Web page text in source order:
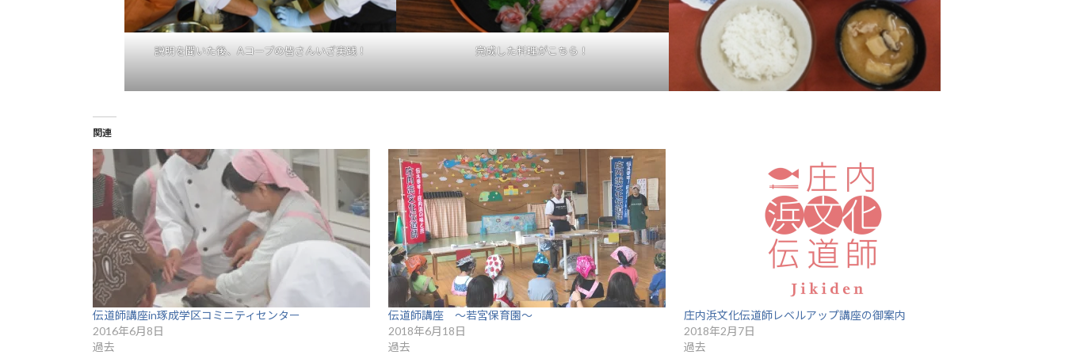
説明を聞いた後、Aコープの皆さんいざ実践！ 完成した料理がこちら！
関連
伝道師講座in琢成学区コミニティセンター
2016年6月8日
過去
伝道師講座 ～若宮保育園～
2018年6月18日
過去
庄内浜文化伝道師レベルアップ講座の御案内
2018年2月7日
過去